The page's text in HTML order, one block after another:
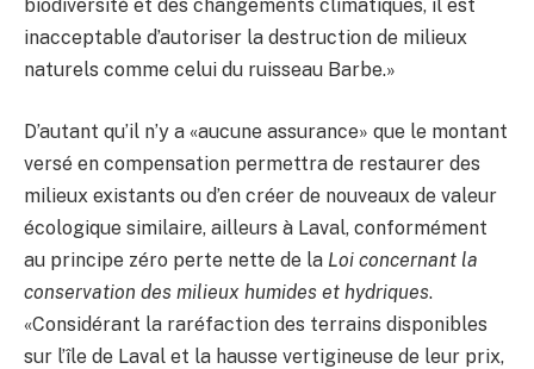
biodiversité et des changements climatiques, il est
inacceptable d’autoriser la destruction de milieux
naturels comme celui du ruisseau Barbe.»
D’autant qu’il n’y a «aucune assurance» que le montant
versé en compensation permettra de restaurer des
milieux existants ou d’en créer de nouveaux de valeur
écologique similaire, ailleurs à Laval, conformément
au principe zéro perte nette de la Loi concernant la
conservation des milieux humides et hydriques.
«Considérant la raréfaction des terrains disponibles
sur l’île de Laval et la hausse vertigineuse de leur prix,